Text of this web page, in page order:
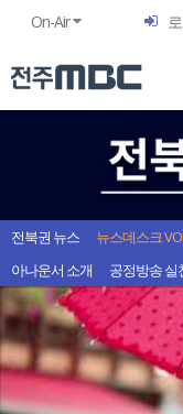
On-Air
전북권 뉴스 뉴스데스크
아나운서 소개
공정방송 실